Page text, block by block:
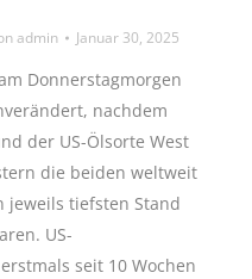
admin Januar 30, 2025
Donnerstagmorgen
nachdem
der US-Ölsorte West
die beiden weltweit
jeweils tiefsten Stand
US-
seit 10 Wochen